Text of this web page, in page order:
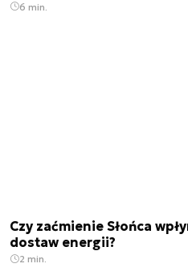
6 min.
Czy zaćmienie Słońca
dostaw energii?
2 min.